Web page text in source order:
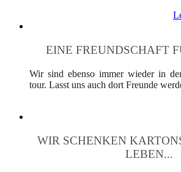
EINE FREUNDSCHAFT
Wir sind ebenso immer wieder in
tour. Lasst uns auch dort Freunde
WIR SCHENKEN
LEBEN...